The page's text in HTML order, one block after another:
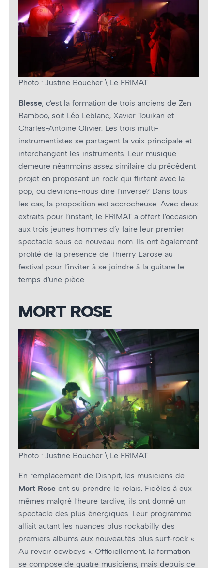
Photo : Justine Boucher \ Le FRIMAT
Blesse, c’est la formation de trois anciens de Zen
Bamboo, soit Léo Leblanc, Xavier Touikan et
Charles-Antoine Olivier. Les trois multi-
instrumentistes se partagent la voix principale et
interchangent les instruments. Leur musique
demeure néanmoins assez similaire du précédent
projet en proposant un rock qui flirtent avec la
pop, ou devrions-nous dire l’inverse? Dans tous
les cas, la proposition est accrocheuse. Avec deux
extraits pour l’instant, le FRIMAT a offert l’occasion
aux trois jeunes hommes d’y faire leur premier
spectacle sous ce nouveau nom. Ils ont également
profité de la présence de Thierry Larose au
festival pour l’inviter à se joindre à la guitare le
temps d’une pièce.
MORT ROSE
Photo : Justine Boucher \ Le FRIMAT
En remplacement de Dishpit, les musiciens de
Mort Rose ont su prendre le relais. Fidèles à eux-
mêmes malgré l’heure tardive, ils ont donné un
spectacle des plus énergiques. Leur programme
alliait autant les nuances plus rockabilly des
premiers albums aux nouveautés plus surf-rock «
Au revoir cowboys ». Officiellement, la formation
se compose de quatre musiciens, mais depuis ce